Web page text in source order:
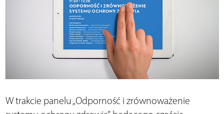
W trakcie panelu „Odporność i zrównoważenie